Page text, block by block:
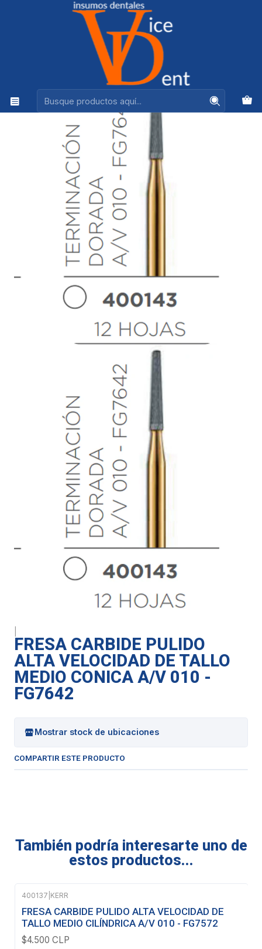
Ventas +56944575313
FRESA CARBIDE PULIDO ALTA VELOCIDAD DE TALLO MEDIO
CONICA A/V 010 - FG7642
FRESA CARBIDE PULIDO
ALTA VELOCIDAD DE TALLO
MEDIO CONICA A/V 010 -
FG7642
Mostrar stock de ubicaciones
COMPARTIR ESTE PRODUCTO
También podría interesarte uno de
estos productos...
400137 KERR
FRESA CARBIDE PULIDO ALTA VELOCIDAD DE
TALLO MEDIO CILÍNDRICA A/V 010 - FG7572
$4.500 CLP